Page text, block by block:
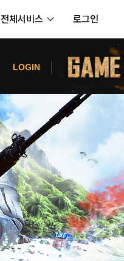
전체서비스 로그인
LOGIN